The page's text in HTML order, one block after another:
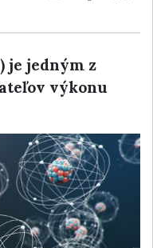
je jedným z
výkonu